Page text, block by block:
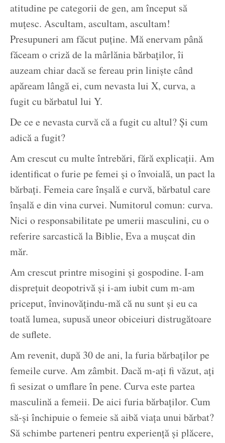
atitudine pe categorii de gen, am început să
muțesc. Ascultam, ascultam, ascultam!
Presupuneri am făcut puține. Mă enervam până
făceam o criză de la mârlănia bărbaților, îi
auzeam chiar dacă se fereau prin liniște când
apăream lângă ei, cum nevasta lui X, curva, a
fugit cu bărbatul lui Y.
De ce e nevasta curvă că a fugit cu altul? Și cum
adică a fugit?
Am crescut cu multe întrebări, fără explicații. Am
identificat o furie pe femei și o învoială, un pact la
bărbați. Femeia care înșală e curvă, bărbatul care
înșală e din vina curvei. Numitorul comun: curva.
Nici o responsabilitate pe umerii masculini, cu o
referire sarcastică la Biblie, Eva a mușcat din
măr.
Am crescut printre misogini și gospodine. I-am
disprețuit deopotrivă și i-am iubit cum m-am
priceput, învinovățindu-mă că nu sunt și eu ca
toată lumea, supusă uneor obiceiuri distrugătoare
de suflete.
Am revenit, după 30 de ani, la furia bărbaților pe
femeile curve. Am zâmbit. Dacă m-ați fi văzut, ați
fi sesizat o umflare în pene. Curva este partea
masculină a femeii. De aici furia bărbaților. Cum
să-și închipuie o femeie să aibă viața unui bărbat?
Să schimbe parteneri pentru experiență și plăcere,